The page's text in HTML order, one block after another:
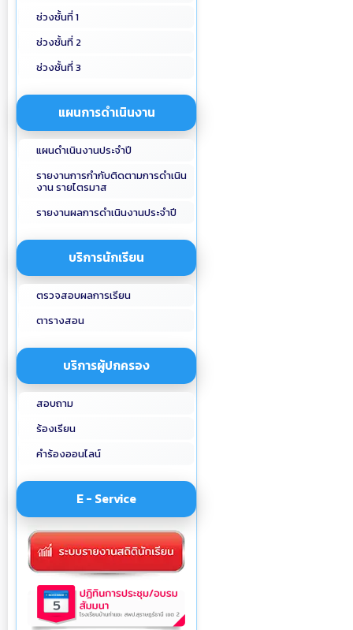
ช่วงชั้นที่ 1
ช่วงชั้นที่ 2
ช่วงชั้นที่ 3
แผนการดำเนินงาน
แผนดำเนินงานประจำปี
รายงานการกำกับติดตามการดำเนิน
งาน รายไตรมาส
รายงานผลการดำเนินงานประจำปี
บริการนักเรียน
ตรวจสอบผลการเรียน
ตารางสอน
บริการผู้ปกครอง
สอบถาม
ร้องเรียน
คำร้องออนไลน์
E - Service